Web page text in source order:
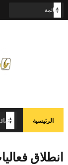
الرئيسية
انطلاق